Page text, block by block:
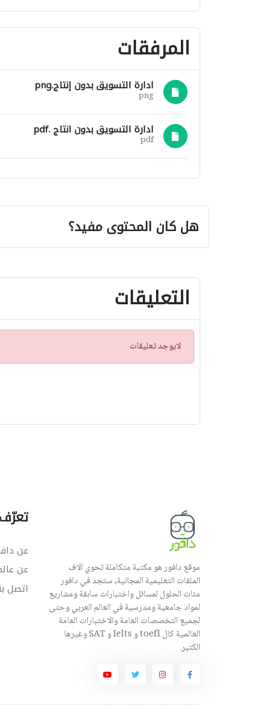
المرفقات
ادارة التسويق بدون إنتاج.png
png
ادارة التسويق بدون انتاج .pdf
pdf
هل كان المحتوى مفيد؟
التعليقات
ت
ن
لايوجد تعليقات
موقع دافور هو مكتبة متكاملة تحوي الاف
الملفات التعليمية المجانية, ستجد في دافور
مئات الحلول لمسائل واختبارات سابقة ومشاريع
لمواد جامعية ومدرسية في العالم العربي وحتى
لجميع التخصصات العامة والاختبارات العامة
العالمية كال toefl و Ielts و SAT وغيرها
الكثير.
عن
عن
اتصل